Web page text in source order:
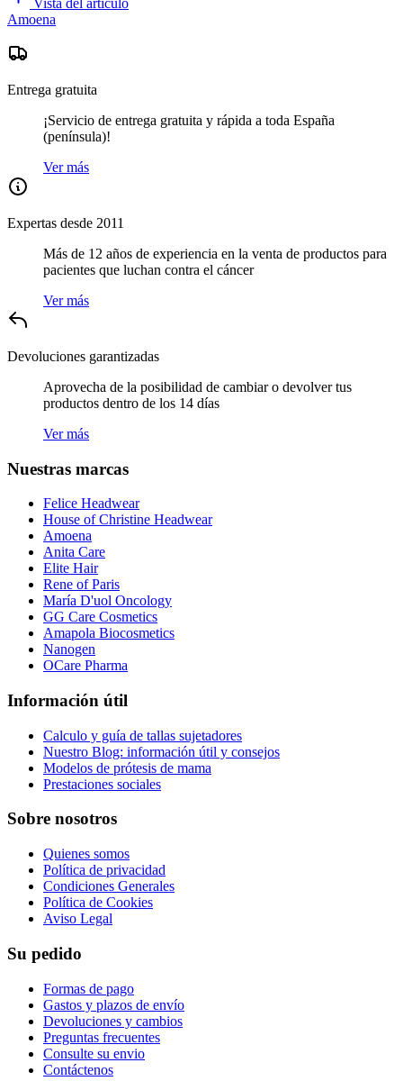
Amoena
Entrega gratuita
¡Servicio de entrega gratuita y rápida a toda España
(península)!
Ver más
Expertas desde 2011
Más de 12 años de experiencia en la venta de productos para
pacientes que luchan contra el cáncer
Ver más
Devoluciones garantizadas
Aprovecha de la posibilidad de cambiar o devolver tus
productos dentro de los 14 días
Ver más
Nuestras marcas
Felice Headwear
House of Christine Headwear
Amoena
Anita Care
Elite Hair
Rene of Paris
María D'uol Oncology
GG Care Cosmetics
Amapola Biocosmetics
Nanogen
OCare Pharma
Información útil
Calculo y guía de tallas sujetadores
Nuestro Blog: información útil y consejos
Modelos de prótesis de mama
Prestaciones sociales
Sobre nosotros
Quienes somos
Política de privacidad
Condiciones Generales
Política de Cookies
Aviso Legal
Su pedido
Formas de pago
Gastos y plazos de envío
Devoluciones y cambios
Preguntas frecuentes
Consulte su envio
Contáctenos